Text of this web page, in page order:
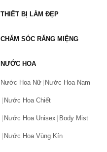
THIẾT BỊ LÀM ĐẸP
CHĂM SÓC RĂNG MIỆNG
NƯỚC HOA
Nước Hoa Nữ Nước Hoa Nam
Nước Hoa Chiết
Nước Hoa Unisex Body Mist
Nước Hoa Vùng Kín